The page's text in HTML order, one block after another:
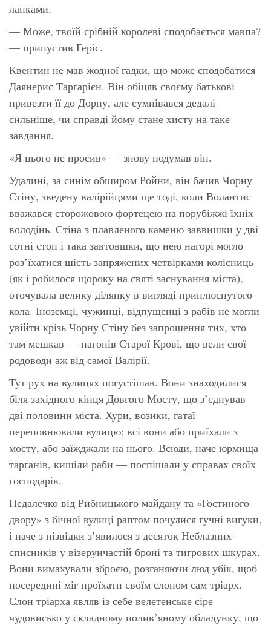
лапками.
— Може, твоїй срібній королеві сподобається мавпа?
— припустив Геріс.
Квентин не мав жодної гадки, що може сподобатися
Даянерис Таргарієн. Він обіцяв своєму батькові
привезти її до Дорну, але сумнівався дедалі
сильніше, чи справді йому стане хисту на таке
завдання.
«Я цього не просив» — знову подумав він.
Удалині, за синім обширом Ройни, він бачив Чорну
Стіну, зведену валірійцями ще тоді, коли Волантис
вважався сторожовою фортецею на порубіжжі їхніх
володінь. Стіна з плавленого каменю заввишки у дві
сотні стоп і така завтовшки, що нею нагорі могло
роз’їхатися шість запряжених четвірками колісниць
(як і робилося щороку на святі заснування міста),
оточувала велику ділянку в вигляді приплюснутого
кола. Іноземці, чужинці, відпущенці з рабів не могли
увійти крізь Чорну Стіну без запрошення тих, хто
там мешкав — пагонів Старої Крові, що вели свої
родоводи аж від самої Валірії.
Тут рух на вулицях погустішав. Вони знаходилися
біля західного кінця Довгого Мосту, що з’єднував
дві половини міста. Хури, возики, гатаї
переповнювали вулицю; всі вони або приїхали з
мосту, або заїжджали на нього. Всюди, наче юрмища
тарганів, кишіли раби — поспішали у справах своїх
господарів.
Недалечко від Рибницького майдану та «Гостиного
двору» з бічної вулиці раптом почулися гучні вигуки,
і наче з нізвідки з’явилося з десяток Неблазних-
списників у візерунчастій броні та тигрових шкурах.
Вони вимахували зброєю, розганяючи люд убік, щоб
посередині міг проїхати своїм слоном сам тріарх.
Слон тріарха являв із себе велетенське сіре
чудовисько у складному полив’яному обладунку, що